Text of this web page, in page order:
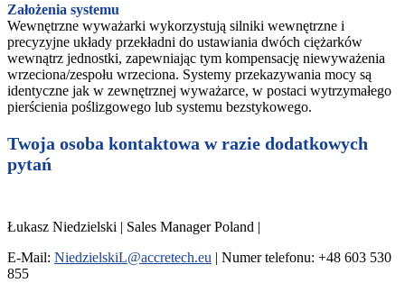
Założenia systemu
Wewnętrzne wyważarki wykorzystują silniki wewnętrzne i
precyzyjne układy przekładni do ustawiania dwóch ciężarków
wewnątrz jednostki, zapewniając tym kompensację niewyważenia
wrzeciona/zespołu wrzeciona. Systemy przekazywania mocy są
identyczne jak w zewnętrznej wyważarce, w postaci wytrzymałego
pierścienia poślizgowego lub systemu bezstykowego.
Twoja osoba kontaktowa w razie dodatkowych
pytań
Łukasz Niedzielski | Sales Manager Poland |
E-Mail: NiedzielskiL@accretech.eu | Numer telefonu: +48 603 530
855